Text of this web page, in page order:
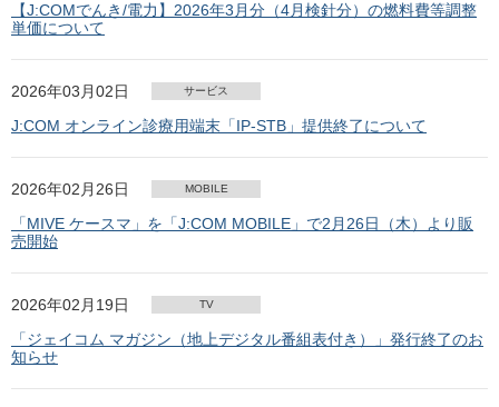
【J:COMでんき/電力】2026年3月分（4月検針分）の燃料費等調整
単価について
2026年03月02日 サービス
J:COM オンライン診療用端末「IP-STB」提供終了について
2026年02月26日 MOBILE
「MIVE ケースマ」を「J:COM MOBILE」で2月26日（木）より販
売開始
2026年02月19日 TV
「ジェイコム マガジン（地上デジタル番組表付き）」発行終了のお
知らせ